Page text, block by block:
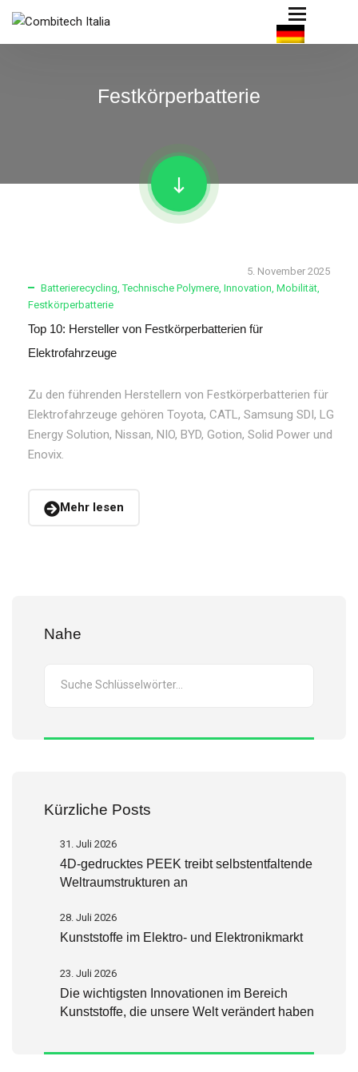
Festkörperbatterie
5. November 2025
Batterierecycling,Technische Polymere, Innovation, Mobilität,
Festkörperbatterie
Top 10: Hersteller von Festkörperbatterien für
Elektrofahrzeuge
Zu den führenden Herstellern von Festkörperbatterien für
Elektrofahrzeuge gehören Toyota, CATL, Samsung SDI, LG
Energy Solution, Nissan, NIO, BYD, Gotion, Solid Power und
Enovix.
Mehr lesen
Nahe
Kürzliche Posts
31. Juli 2026
4D-gedrucktes PEEK treibt selbstentfaltende
Weltraumstrukturen an
28. Juli 2026
Kunststoffe im Elektro- und Elektronikmarkt
23. Juli 2026
Die wichtigsten Innovationen im Bereich
Kunststoffe, die unsere Welt verändert haben